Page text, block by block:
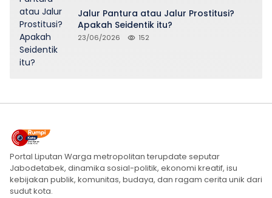
Jalur Pantura atau Jalur Prostitusi?
Apakah Seidentik itu?
23/06/2026 152
Portal Liputan Warga metropolitan terupdate seputar
Jabodetabek, dinamika sosial-politik, ekonomi kreatif, isu
kebijakan publik, komunitas, budaya, dan ragam cerita unik dari
sudut kota.